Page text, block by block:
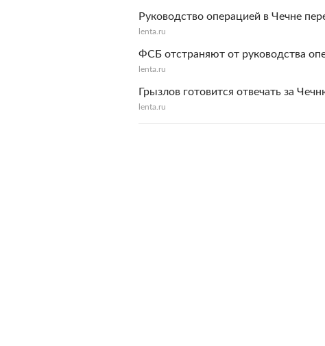
Руководство операцией в Чечне
lenta.ru
ФСБ отстраняют от руководства
lenta.ru
Грызлов готовится отвечать за
lenta.ru